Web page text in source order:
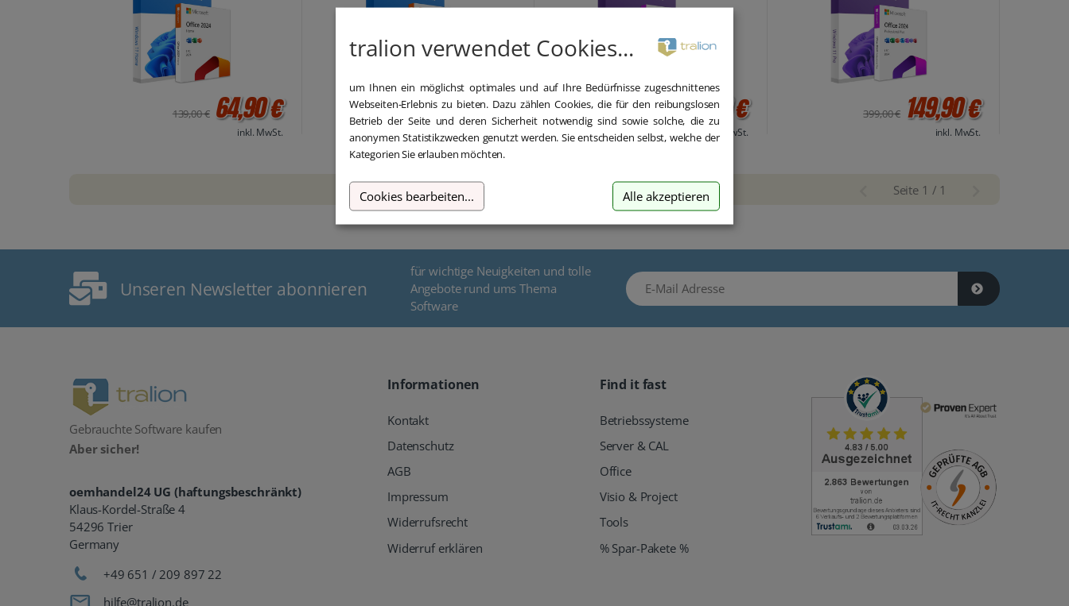
139,00 € 64,90 €
inkl. MwSt.
169,00 € 99,90 €
inkl. MwSt.
399,00 € 124,90 €
inkl. MwSt.
399,00 € 149,90 €
inkl. MwSt.
Seite 1 / 1
Unseren Newsletter abonnieren
für wichtige Neuigkeiten und tolle
Angebote rund ums Thema
Software
E-Mail Adresse
Gebrauchte Software kaufen
Aber sicher!
oemhandel24 UG (haftungsbeschränkt)
Klaus-Kordel-Straße 4
54296 Trier
Germany
+49 651 / 209 897 22
hilfe@tralion.de
Informationen
Kontakt
Datenschutz
AGB
Impressum
Widerrufsrecht
Widerruf erklären
Find it fast
Betriebssysteme
Server & CAL
Office
Visio & Project
Tools
% Spar-Pakete %
tralion verwendet Cookies...
um Ihnen ein möglichst optimales und auf Ihre Bedürfnisse zugeschnittenes
Webseiten-Erlebnis zu bieten. Dazu zählen Cookies, die für den reibungslosen
Betrieb der Seite und deren Sicherheit notwendig sind sowie solche, die zu
anonymen Statistikzwecken genutzt werden. Sie entscheiden selbst, welche der
Kategorien Sie erlauben möchten.
Cookies bearbeiten... Alle akzeptieren